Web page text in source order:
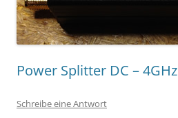
Power Splitter DC – 4GHz
Schreibe eine Antwort